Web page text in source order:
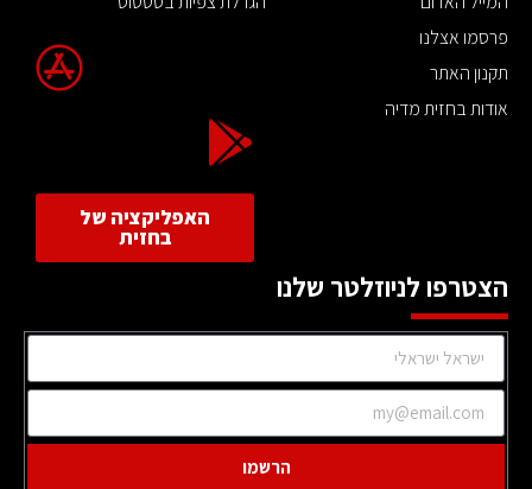
פרסמו אצלנו
תקנון האתר
אודות בחזית מדיה
האפליקציה של
בחזית
הצטרפו לניוזלטר שלנו
הרשמו